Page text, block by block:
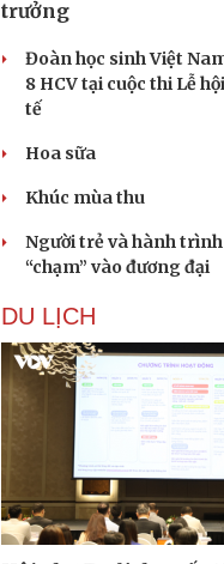
trưởng
Đoàn học sinh Việt
8 HCV tại cuộc thi Lễ
tế
Hoa sữa
Khúc mùa thu
Người trẻ và hành
“chạm” vào đương đại
DU LỊCH